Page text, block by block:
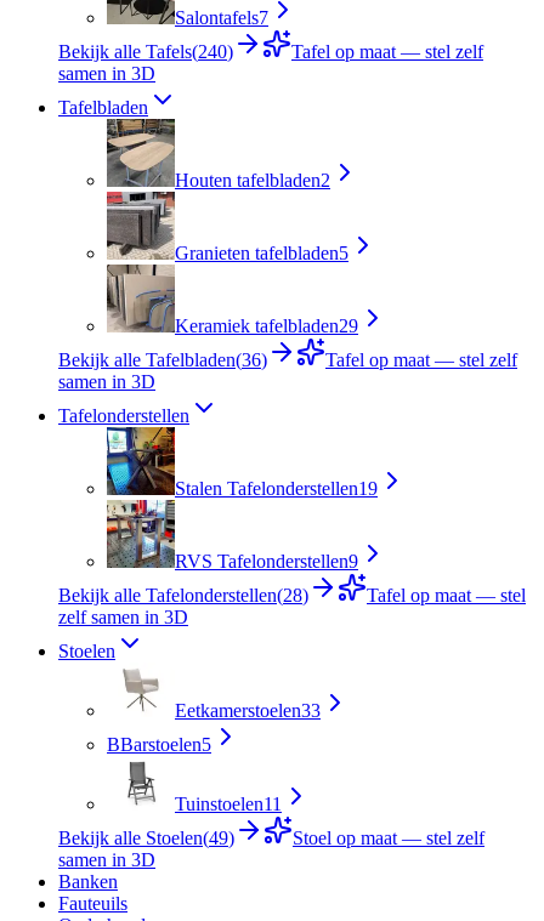
Salontafels7
Bekijk alle Tafels(240)
Tafel op maat — stel zelf
samen in 3D
Tafelbladen
Houten tafelbladen2
Granieten tafelbladen5
Keramiek tafelbladen29
Bekijk alle Tafelbladen(36)
Tafel op maat — stel zelf
samen in 3D
Tafelonderstellen
Stalen Tafelonderstellen19
RVS Tafelonderstellen9
Bekijk alle Tafelonderstellen(28)
Tafel op maat — stel
zelf samen in 3D
Stoelen
Eetkamerstoelen33
BBarstoelen5
Tuinstoelen11
Bekijk alle Stoelen(49)
Stoel op maat — stel zelf
samen in 3D
Banken
Fauteuils